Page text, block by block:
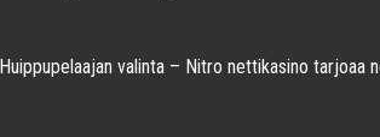
Huippupelaajan valinta – Nitro nettikasino tarjoaa